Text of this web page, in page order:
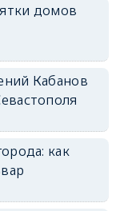
домов
Кабанов
как